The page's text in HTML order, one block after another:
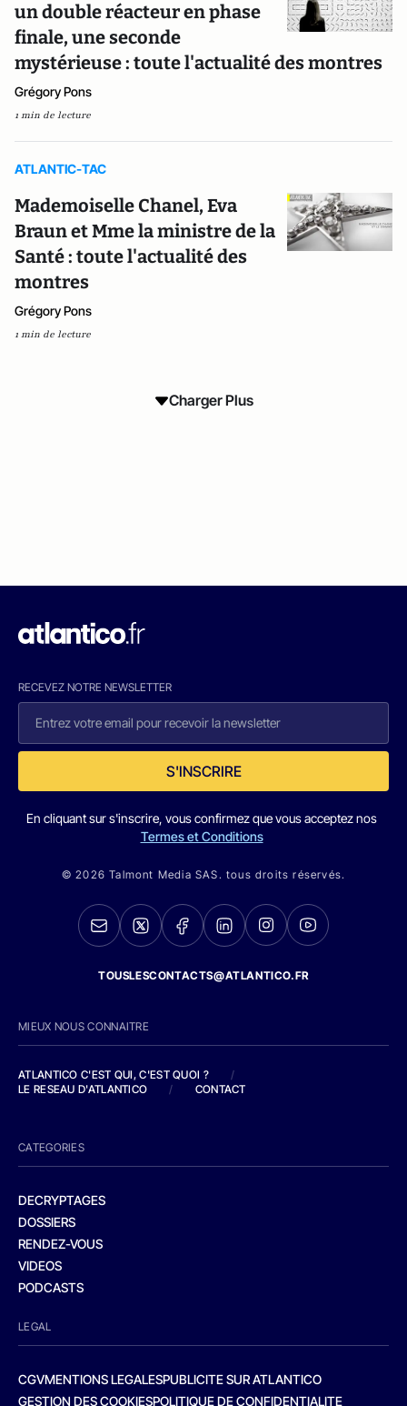
un double réacteur en phase
finale, une seconde
mystérieuse : toute l'actualité des montres
Grégory Pons
1 min de lecture
ATLANTIC-TAC
Mademoiselle Chanel, Eva
Braun et Mme la ministre de la
Santé : toute l'actualité des
montres
Grégory Pons
1 min de lecture
Charger Plus
RECEVEZ NOTRE NEWSLETTER
S'INSCRIRE
En cliquant sur s'inscrire, vous confirmez que vous acceptez nos
Termes et Conditions
© 2026 Talmont Media SAS. tous droits réservés.
TOUSLESCONTACTS@ATLANTICO.FR
MIEUX NOUS CONNAITRE
ATLANTICO C'EST QUI, C'EST QUOI ?
/
LE RESEAU D'ATLANTICO
/ CONTACT
CATEGORIES
DECRYPTAGES
DOSSIERS
RENDEZ-VOUS
VIDEOS
PODCASTS
LEGAL
CGVMENTIONS LEGALESPUBLICITE SUR ATLANTICO
GESTION DES COOKIESPOLITIQUE DE CONFIDENTIALITE